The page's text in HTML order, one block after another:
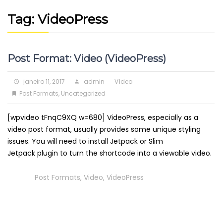
Tag: VideoPress
Post Format: Video (VideoPress)
Posted
on
janeiro 11, 2017 Author
admin Format
Vídeo
Categories
Post Formats, Uncategorized
[wpvideo tFnqC9XQ w=680] VideoPress, especially as a
video post format, usually provides some unique styling
issues. You will need to install Jetpack or Slim
Jetpack plugin to turn the shortcode into a viewable video.
Post Formats, Video, VideoPress